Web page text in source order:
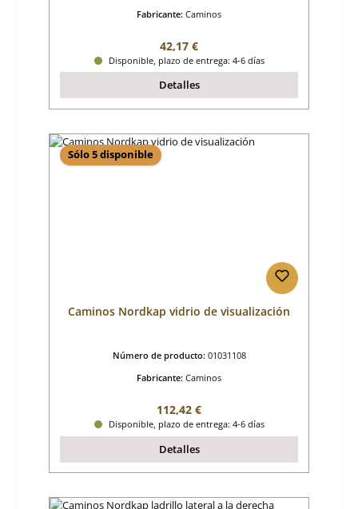
Fabricante: Caminos
Precio normal:
42,17 €
Disponible, plazo de entrega: 4-6 días
Detalles
Sólo 5 disponible
Caminos Nordkap vidrio de visualización
Número de producto: 01031108
Fabricante: Caminos
Precio normal:
112,42 €
Disponible, plazo de entrega: 4-6 días
Detalles